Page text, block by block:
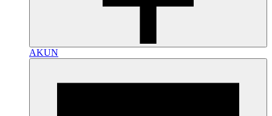
AKUN